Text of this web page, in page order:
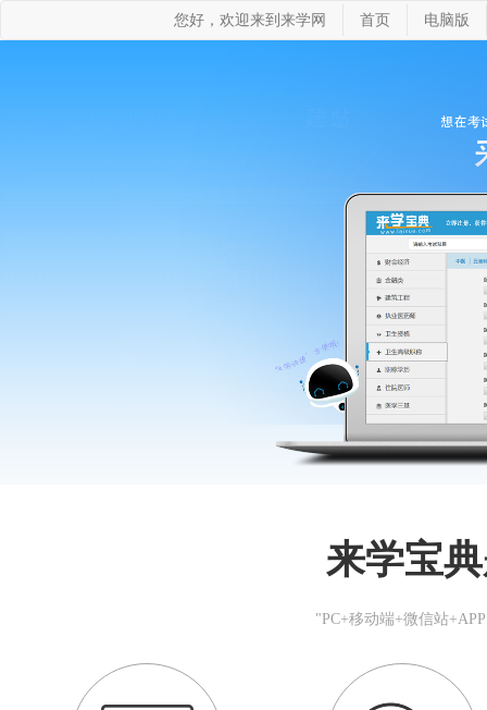
您好，欢迎来到来学网 首页 电脑版
来学宝
"PC+移动端+微信站